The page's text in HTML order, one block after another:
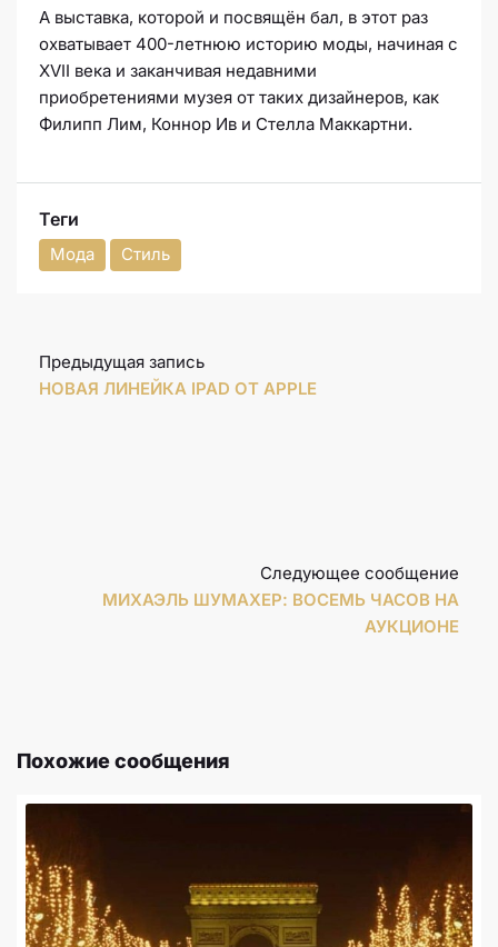
А выставка, которой и посвящён бал, в этот раз
охватывает 400-летнюю историю моды, начиная с
XVII века и заканчивая недавними
приобретениями музея от таких дизайнеров, как
Филипп Лим, Коннор Ив и Стелла Маккартни.
Теги
Мода Стиль
Предыдущая запись
НОВАЯ ЛИНЕЙКА IPAD ОТ APPLE
Следующее сообщение
МИХАЭЛЬ ШУМАХЕР: ВОСЕМЬ ЧАСОВ НА
АУКЦИОНЕ
Похожие сообщения